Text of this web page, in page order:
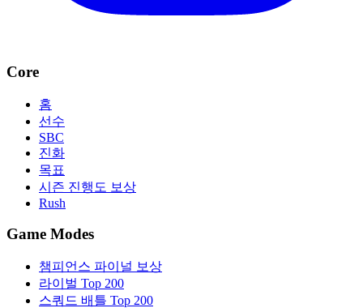
Core
홈
선수
SBC
진화
목표
시즌 진행도 보상
Rush
Game Modes
챔피언스 파이널 보상
라이벌 Top 200
스쿼드 배틀 Top 200